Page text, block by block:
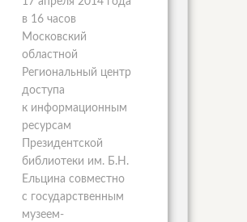
в 16 часов
Московский
областной
Региональный центр
доступа
к информационным
ресурсам
Президентской
библиотеки им. Б.Н.
Ельцина совместно
с государственным
музеем-